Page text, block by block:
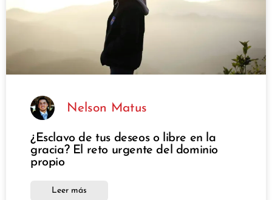
Nelson Matus
¿Esclavo de tus deseos o libre en la
gracia? El reto urgente del dominio
propio
Leer más